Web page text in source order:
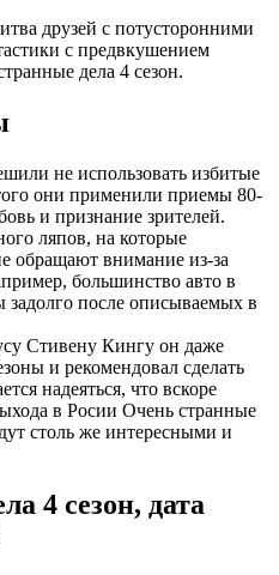
друзей с потусторонними
с предвкушением
дела 4 сезон.
не использовать избитые
они применили приемы 80-
и признание зрителей.
ляпов, на которые
обращают внимание из-за
большинство авто в
после описываемых в
Стивену Кингу он даже
и рекомендовал сделать
надеяться, что вскоре
в Росии Очень странные
столь же интересными и
4 сезон, дата